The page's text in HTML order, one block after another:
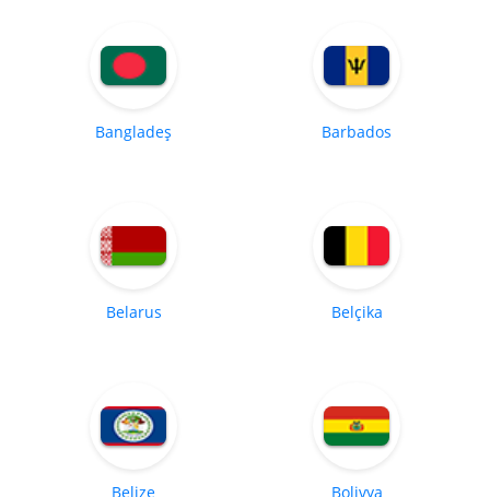
Bangladeş Barbados
Belarus Belçika
Belize Bolivya